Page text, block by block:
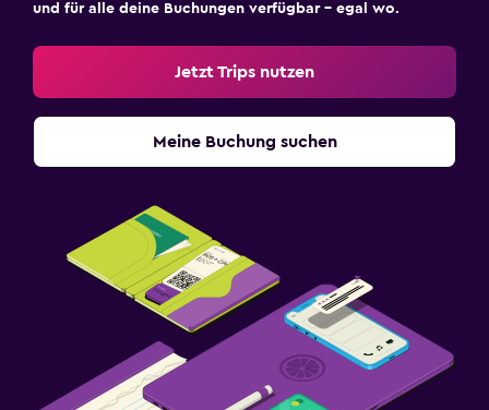
und für alle deine Buchungen verfügbar – egal wo.
Jetzt Trips nutzen
Meine Buchung suchen